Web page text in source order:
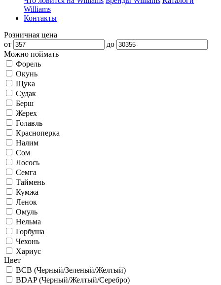
Williams
Контакты
Розничная цена
от
до
Можно поймать
Форель
Окунь
Щука
Судак
Берш
Жерех
Голавль
Красноперка
Налим
Сом
Лосось
Семга
Таймень
Кумжа
Ленок
Омуль
Нельма
Горбуша
Чехонь
Хариус
Цвет
BCB (Черный/Зеленый/Желтый)
BDAP (Черный/Желтый/Серебро)